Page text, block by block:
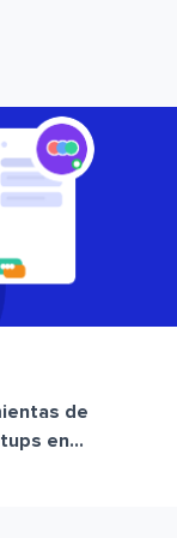
de
en...